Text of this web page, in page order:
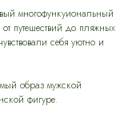
многофункуиональный
путешествий до пляжных
себя уютно и
образ мужской
фигуре.